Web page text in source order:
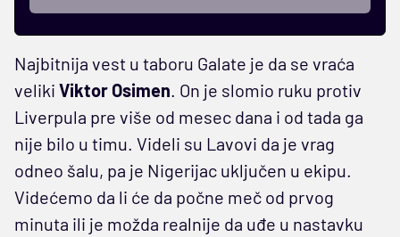
Najbitnija vest u taboru Galate je da se vraća
veliki Viktor Osimen. On je slomio ruku protiv
Liverpula pre više od mesec dana i od tada ga
nije bilo u timu. Videli su Lavovi da je vrag
odneo šalu, pa je Nigerijac uključen u ekipu.
Videćemo da li će da počne meč od prvog
minuta ili je možda realnije da uđe u nastavku